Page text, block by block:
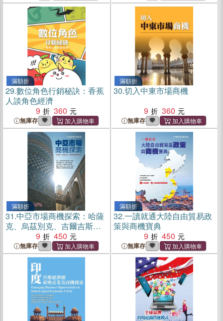
滿額折
29.數位角色行銷秘訣：香蕉
人談角色經濟
9
360
無庫存
滿額折
30.切入中東市場商機
9
360
無庫存
滿額折
31.中亞市場商機探索：哈薩
克、烏茲別克、吉爾吉斯與
9 450
無庫存
滿額折
32.一讀就通大陸自由貿易政
策與商機寶典
9
450
無庫存